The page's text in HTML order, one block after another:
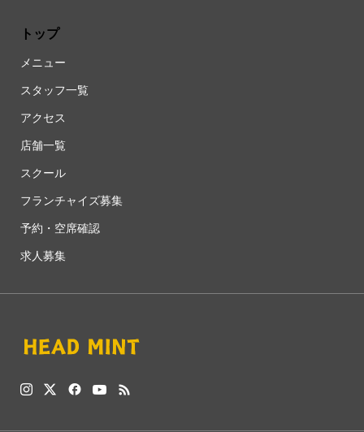
トップ
メニュー
スタッフ一覧
アクセス
店舗一覧
スクール
フランチャイズ募集
予約・空席確認
求人募集